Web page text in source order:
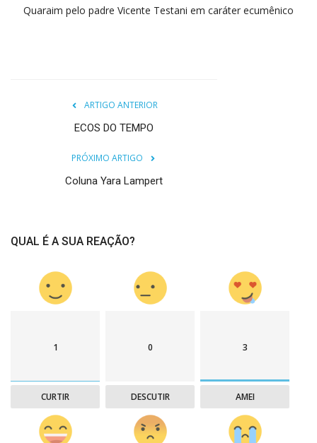
Quaraim pelo padre Vicente Testani em caráter ecumênico
ARTIGO ANTERIOR
ECOS DO TEMPO
PRÓXIMO ARTIGO
Coluna Yara Lampert
QUAL É A SUA REAÇÃO?
1
CURTIR
0
DESCUTIR
3
AMEI